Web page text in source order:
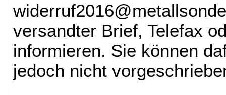
versandter Brief, Telefax
informieren. Sie können
jedoch nicht